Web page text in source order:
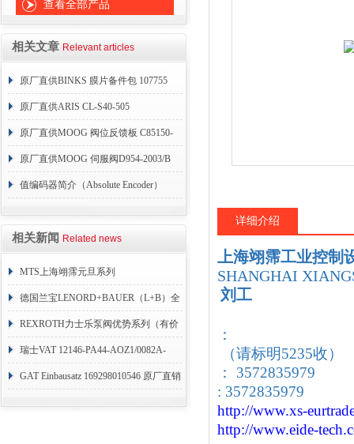
查看全部产品
相关文章 Relevant articles
原厂直供BINKS 膜片备件包 107755
原厂直供ARIS CL-S40-505
原厂直供MOOG 阀位反馈板 C85150-
004
原厂直供MOOG 伺服阀D954-2003/B
值编码器简介（Absolute Encoder）
相关新闻 Related news
MTS上海翊霈元旦系列
RHM3050MR081A01
德国兰宝LENORD+BAUER（L+B）全
系列编码器
REXROTH力士乐泵阀优势系列（有价
目表）
瑞士VAT 12146-PA44-AOZ1/0082A-
1173938
GAT Einbausatz 169298010546 原厂直销
详细介绍
上海翊霈工业控制
SHANGHAI
刘工
：
（请标明5235收）
： 3572835979
: 3572835979
http://www.xs-
http://www.eide-tech